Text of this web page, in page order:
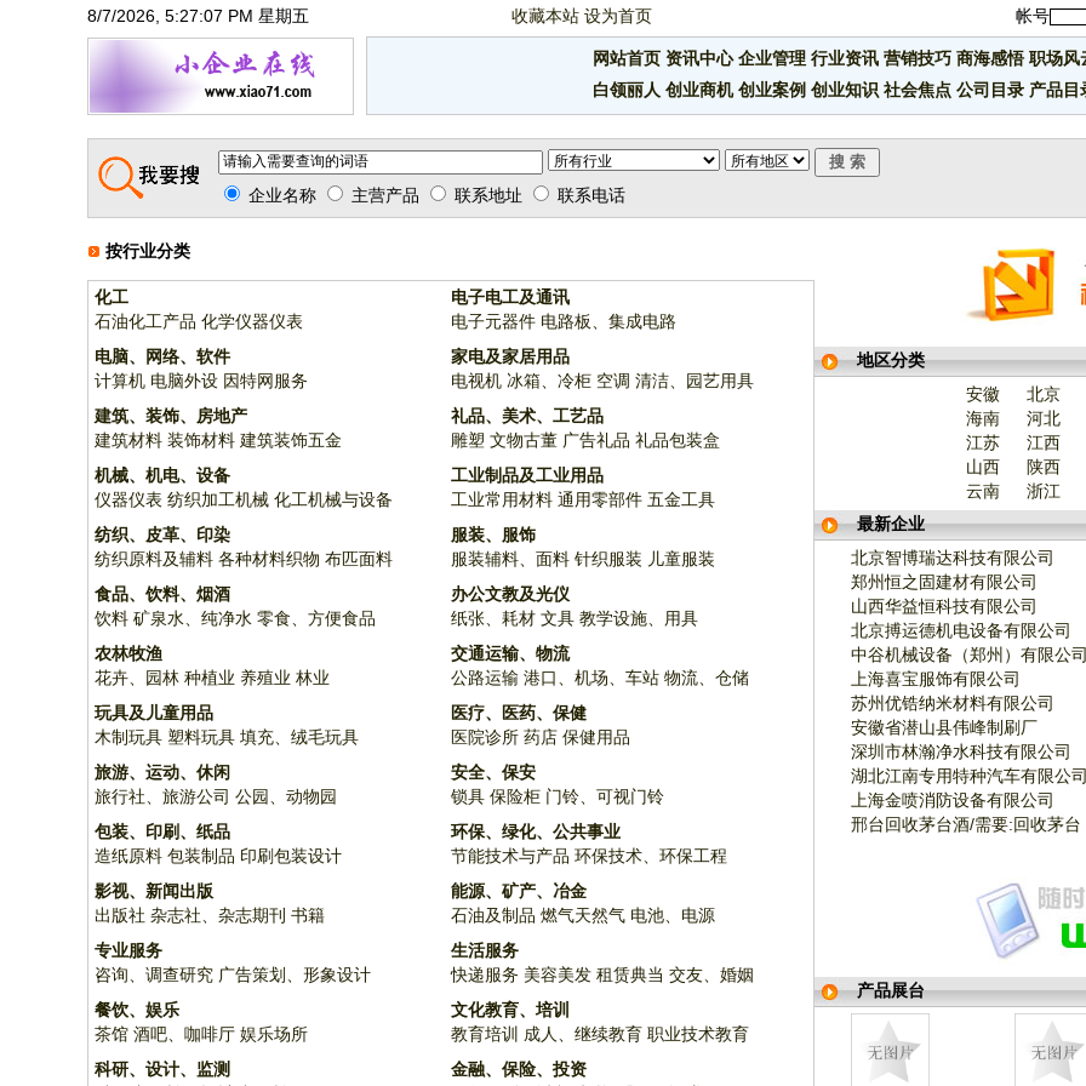
8/7/2026, 5:27:07 PM 星期五 收藏本站 设为首页 帐号
网站首页 资讯中心 企业管理 行业资讯 营销技巧 商海感悟 职场风
白领丽人 创业商机 创业案例 创业知识 社会焦点 公司目录 产品目
企业名称 主营产品 联系地址 联系电话
按行业分类
化工
石油化工产品 化学仪器仪表
电子电工及通讯
电子元器件 电路板、集成电路
电脑、网络、软件
计算机 电脑外设 因特网服务
家电及家居用品
电视机 冰箱、冷柜 空调 清洁、园艺用具
建筑、装饰、房地产
建筑材料 装饰材料 建筑装饰五金
礼品、美术、工艺品
雕塑 文物古董 广告礼品 礼品包装盒
机械、机电、设备
仪器仪表 纺织加工机械 化工机械与设备
工业制品及工业用品
工业常用材料 通用零部件 五金工具
纺织、皮革、印染
纺织原料及辅料 各种材料织物 布匹面料
服装、服饰
服装辅料、面料 针织服装 儿童服装
食品、饮料、烟酒
饮料 矿泉水、纯净水 零食、方便食品
办公文教及光仪
纸张、耗材 文具 教学设施、用具
农林牧渔
花卉、园林 种植业 养殖业 林业
交通运输、物流
公路运输 港口、机场、车站 物流、仓储
玩具及儿童用品
木制玩具 塑料玩具 填充、绒毛玩具
医疗、医药、保健
医院诊所 药店 保健用品
旅游、运动、休闲
旅行社、旅游公司 公园、动物园
安全、保安
锁具 保险柜 门铃、可视门铃
包装、印刷、纸品
造纸原料 包装制品 印刷包装设计
环保、绿化、公共事业
节能技术与产品 环保技术、环保工程
影视、新闻出版
出版社 杂志社、杂志期刊 书籍
能源、矿产、冶金
石油及制品 燃气天然气 电池、电源
专业服务
咨询、调查研究 广告策划、形象设计
生活服务
快递服务 美容美发 租赁典当 交友、婚姻
餐饮、娱乐
茶馆 酒吧、咖啡厅 娱乐场所
文化教育、培训
教育培训 成人、继续教育 职业技术教育
科研、设计、监测
金融、保险、投资
地区分类
安徽
北京
海南
河北
江苏
江西
山西
陕西
云南
浙江
最新企业
北京智博瑞达科技有限公司
郑州恒之固建材有限公司
山西华益恒科技有限公司
北京搏运德机电设备有限公司
中谷机械设备（郑州）有限公
上海喜宝服饰有限公司
苏州优锆纳米材料有限公司
安徽省潜山县伟峰制刷厂
深圳市林瀚净水科技有限公司
湖北江南专用特种汽车有限公
上海金喷消防设备有限公司
邢台回收茅台酒/需要:回收茅台
产品展台